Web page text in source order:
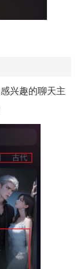
兴趣的聊天主